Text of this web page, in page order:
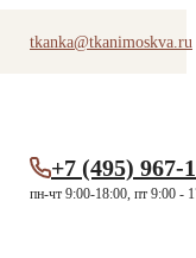
tkanka@tkanimoskva.ru
+7 (495) 967-
пн-чт 9:00-18:00, пт 9:00 -